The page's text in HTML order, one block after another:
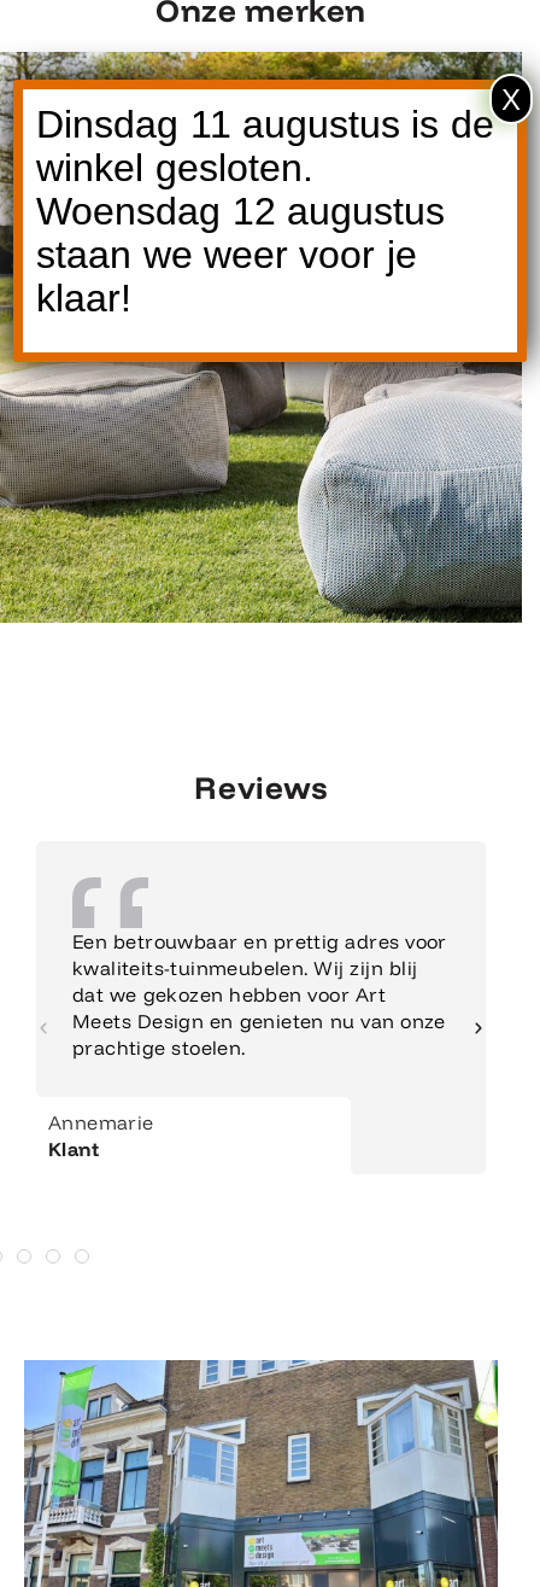
Onze merken
Ontdek Roolf
Reviews
Een betrouwbaar en prettig adres voor
kwaliteits-tuinmeubelen. Wij zijn blij
dat we gekozen hebben voor Art
Meets Design en genieten nu van onze
prachtige stoelen.
Annemarie
Klant
Dinsdag 11 augustus is de
winkel gesloten.
Woensdag 12 augustus
staan we weer voor je
klaar!
X